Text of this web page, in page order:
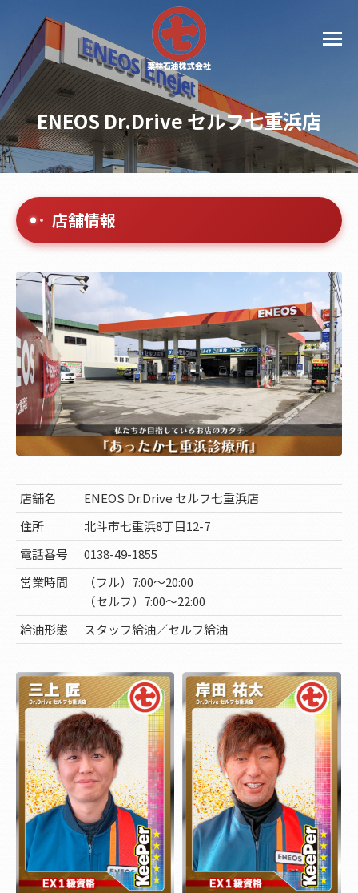
ENEOS Dr.Drive セルフ七重浜店
店舗情報
店舗名
ENEOS Dr.Drive セルフ七重浜店
住所
北斗市七重浜8丁目12-7
電話番号
0138-49-1855
営業時間
（フル）7:00～20:00
（セルフ）7:00～22:00
給油形態
スタッフ給油／セルフ給油